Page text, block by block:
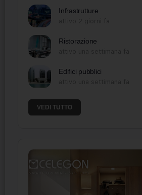
Infrastrutture
Ristorazione
Edifici pubblici
VEDI TUTTO